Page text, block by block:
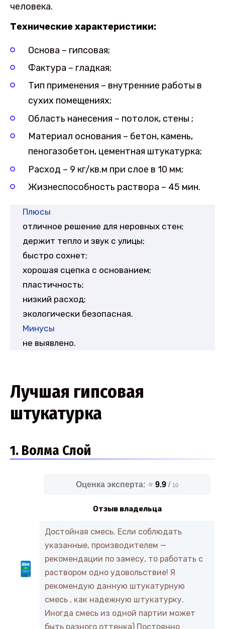
человека.
Технические характеристики:
Основа – гипсовая;
Фактура – гладкая;
Тип применения – внутренние работы в
сухих помещениях;
Область нанесения – потолок, стены ;
Материал основания – бетон, камень,
пеногазобетон, цементная штукатурка;
Расход – 9 кг/кв.м при слое в 10 мм;
Жизнеспособность раствора – 45 мин.
Плюсы
отличное решение для неровных стен;
держит тепло и звук с улицы;
быстро сохнет;
хорошая сцепка с основанием;
пластичность;
низкий расход;
экологически безопасная.
Минусы
не выявлено.
Лучшая гипсовая
штукатурка
1. Волма Слой
Оценка эксперта: ⭐ 9.9 / 10
Отзыв владельца
Достойная смесь. Если соблюдать
указанные, производителем —
рекомендации по замесу, то работать с
раствором одно удовольствие! Я
рекомендую данную штукатурную
смесь , как надежную штукатурку.
Иногда смесь из одной партии может
быть разного оттенка) Постоянно